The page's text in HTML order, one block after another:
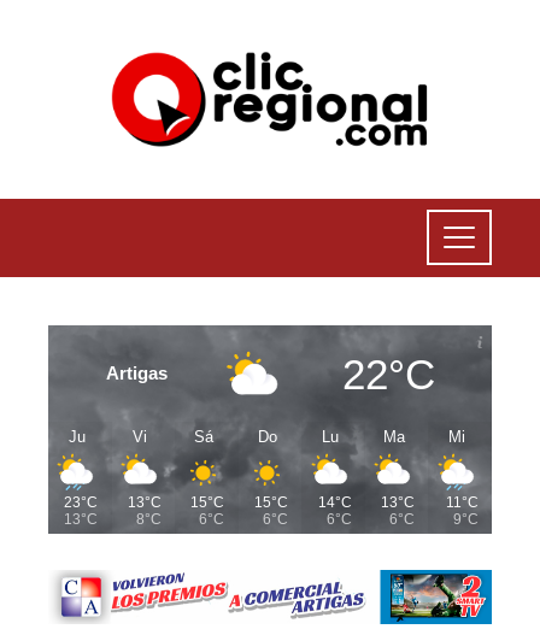
Artigas 22°C
Ju
23°C
13°C
Vi
13°C
8°C
Sá
15°C
6°C
Do
15°C
6°C
Lu
14°C
6°C
Ma
13°C
6°C
Mi
11°C
9°C